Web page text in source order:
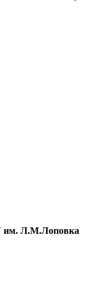
им. Л.М.Лоповка